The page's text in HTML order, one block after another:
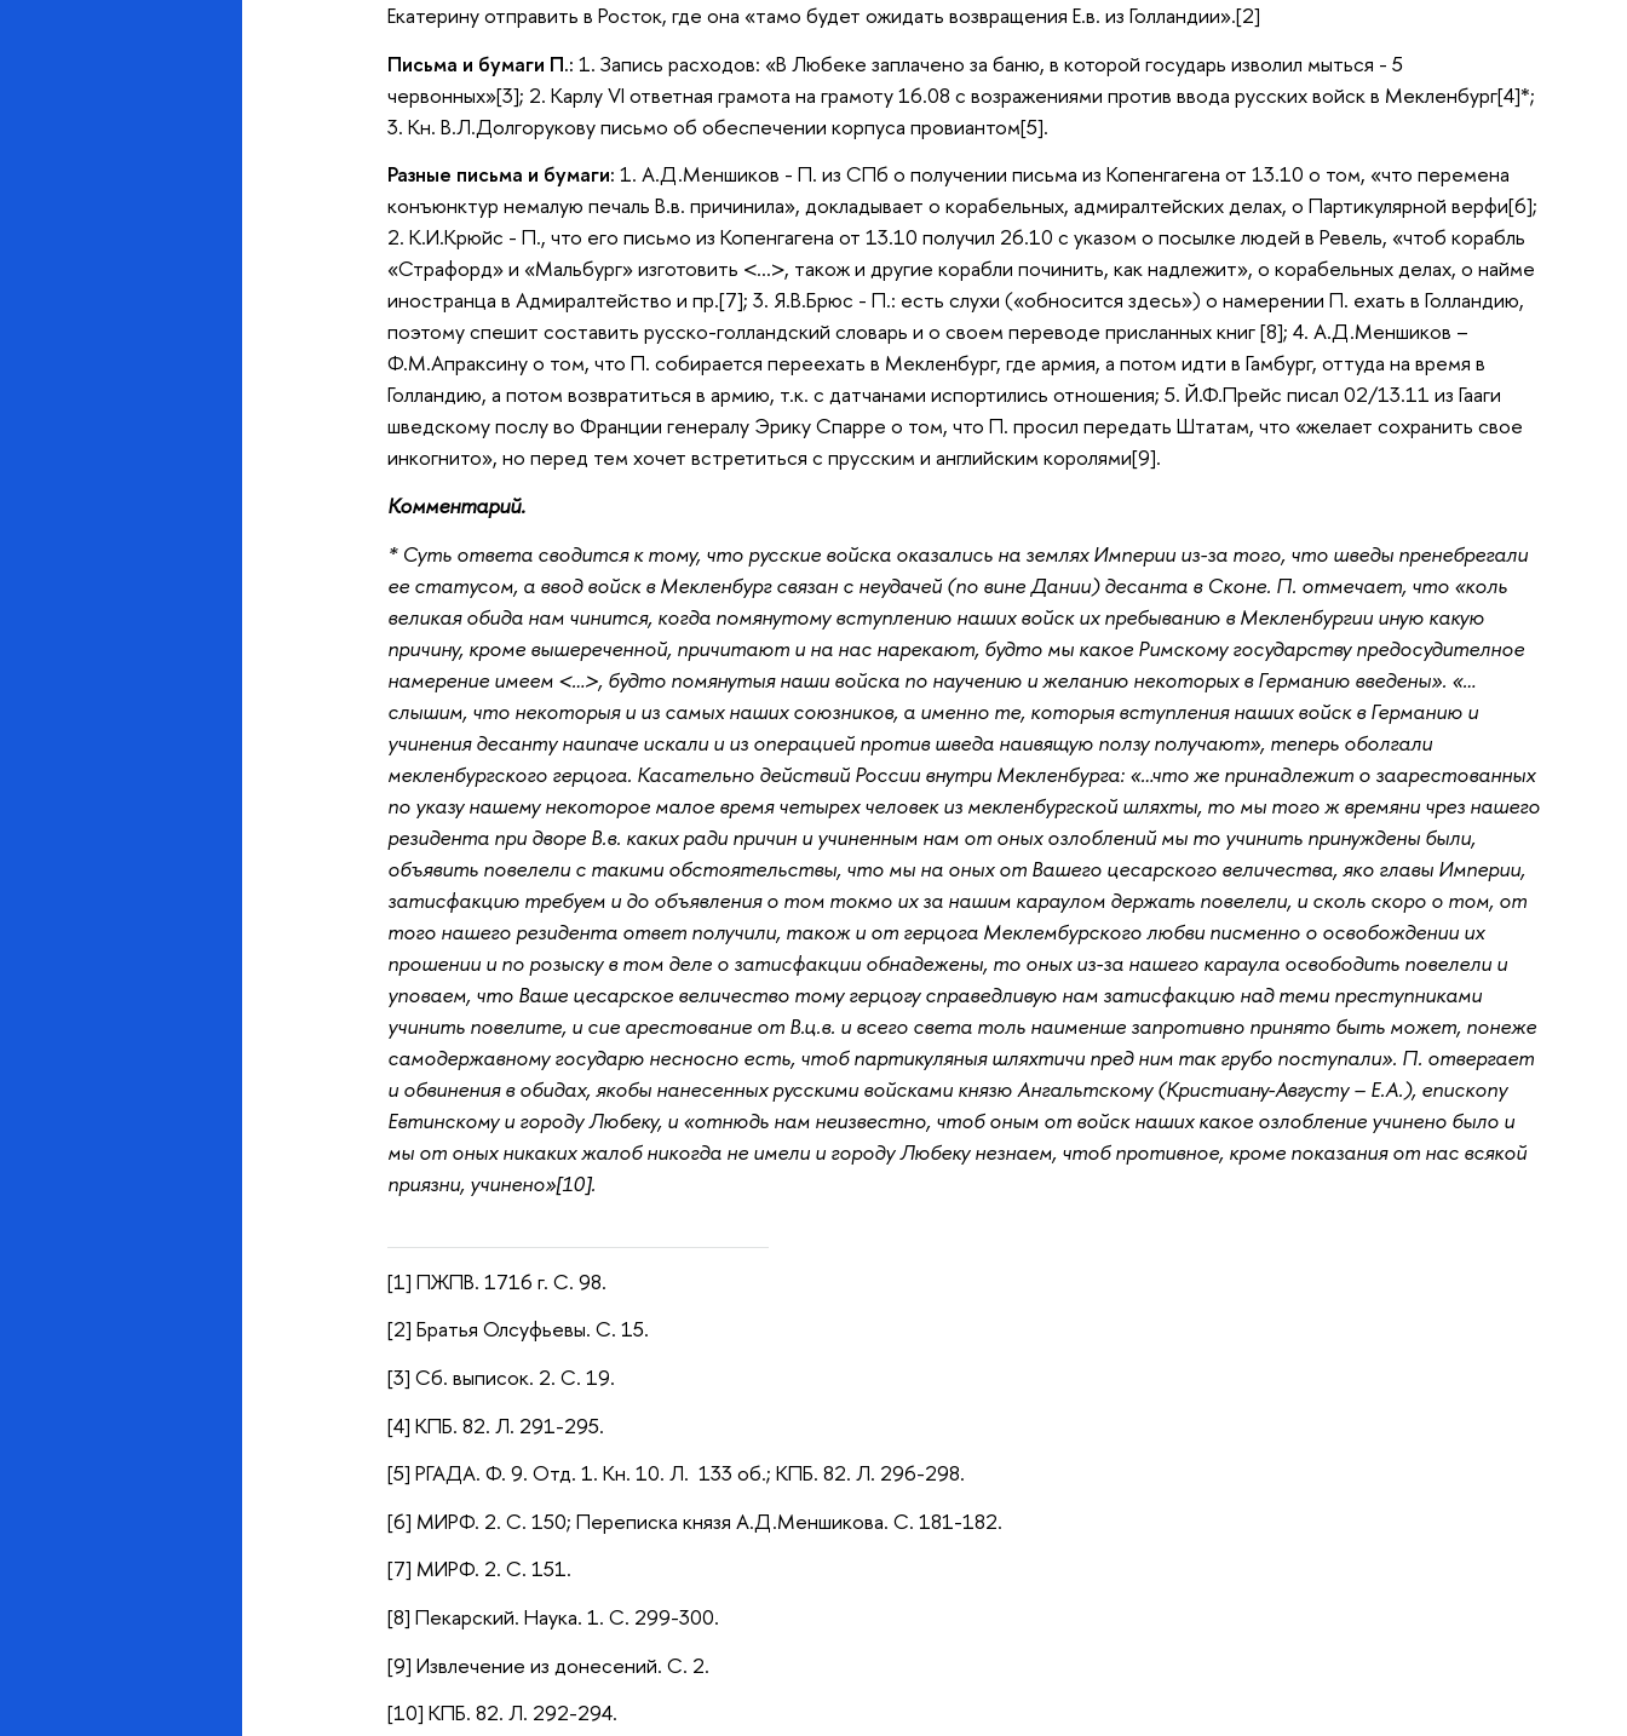
Екатерину отправить в Росток, где она «тамо будет ожидать возвращения Е.в. из Голландии».[2]
Письма и бумаги П.: 1. Запись расходов: «В Любеке заплачено за баню, в которой государь изволил мыться - 5
червонных»[3]; 2. Карлу VI ответная грамота на грамоту 16.08 с возражениями против ввода русских войск в Мекленбург[4]*;
3. Кн. В.Л.Долгорукову письмо об обеспечении корпуса провиантом[5].
Разные письма и бумаги: 1. А.Д.Меншиков - П. из СПб о получении письма из Копенгагена от 13.10 о том, «что перемена
конъюнктур немалую печаль В.в. причинила», докладывает о корабельных, адмиралтейских делах, о Партикулярной верфи[6];
2. К.И.Крюйс - П., что его письмо из Копенгагена от 13.10 получил 26.10 с указом о посылке людей в Ревель, «чтоб корабль
«Страфорд» и «Мальбург» изготовить <…>, також и другие корабли починить, как надлежит», о корабельных делах, о найме
иностранца в Адмиралтейство и пр.[7]; 3. Я.В.Брюс - П.: есть слухи («обносится здесь») о намерении П. ехать в Голландию,
поэтому спешит составить русско-голландский словарь и о своем переводе присланных книг [8]; 4. А.Д.Меншиков –
Ф.М.Апраксину о том, что П. собирается переехать в Мекленбург, где армия, а потом идти в Гамбург, оттуда на время в
Голландию, а потом возвратиться в армию, т.к. с датчанами испортились отношения; 5. Й.Ф.Прейс писал 02/13.11 из Гааги
шведскому послу во Франции генералу Эрику Спарре о том, что П. просил передать Штатам, что «желает сохранить свое
инкогнито», но перед тем хочет встретиться с прусским и английским королями[9].
Комментарий.
* Суть ответа сводится к тому, что русские войска оказались на землях Империи из-за того, что шведы пренебрегали
ее статусом, а ввод войск в Мекленбург связан с неудачей (по вине Дании) десанта в Сконе. П. отмечает, что «коль
великая обида нам чинится, когда помянутому вступлению наших войск их пребыванию в Мекленбургии иную какую
причину, кроме вышереченной, причитают и на нас нарекают, будто мы какое Римскому государству предосудителное
намерение имеем <…>, будто помянутыя наши войска по научению и желанию некоторых в Германию введены». «…
слышим, что некоторыя и из самых наших союзников, а именно те, которыя вступления наших войск в Германию и
учинения десанту наипаче искали и из операцией против шведа наивящую ползу получают», теперь оболгали
мекленбургского герцога. Касательно действий России внутри Мекленбурга: «…что же принадлежит о заарестованных
по указу нашему некоторое малое время четырех человек из мекленбургской шляхты, то мы того ж времяни чрез нашего
резидента при дворе В.в. каких ради причин и учиненным нам от оных озлоблений мы то учинить принуждены были,
объявить повелели с такими обстоятельствы, что мы на оных от Вашего цесарского величества, яко главы Империи,
затисфакцию требуем и до объявления о том токмо их за нашим караулом держать повелели, и сколь скоро о том, от
того нашего резидента ответ получили, також и от герцога Меклембурского любви писменно о освобождении их
прошении и по розыску в том деле о затисфакции обнадежены, то оных из-за нашего караула освободить повелели и
уповаем, что Ваше цесарское величество тому герцогу справедливую нам затисфакцию над теми преступниками
учинить повелите, и сие арестование от В.ц.в. и всего света толь наименше запротивно принято быть может, понеже
самодержавному государю несносно есть, чтоб партикуляныя шляхтичи пред ним так грубо поступали». П. отвергает
и обвинения в обидах, якобы нанесенных русскими войсками князю Ангальтскому (Кристиану-Августу – Е.А.), епископу
Евтинскому и городу Любеку, и «отнюдь нам неизвестно, чтоб оным от войск наших какое озлобление учинено было и
мы от оных никаких жалоб никогда не имели и городу Любеку незнаем, чтоб противное, кроме показания от нас всякой
приязни, учинено»[10].
[1] ПЖПВ. 1716 г. С. 98.
[2] Братья Олсуфьевы. С. 15.
[3] Сб. выписок. 2. С. 19.
[4] КПБ. 82. Л. 291-295.
[5] РГАДА. Ф. 9. Отд. 1. Кн. 10. Л. 133 об.; КПБ. 82. Л. 296-298.
[6] МИРФ. 2. С. 150; Переписка князя А.Д.Меншикова. С. 181-182.
[7] МИРФ. 2. С. 151.
[8] Пекарский. Наука. 1. С. 299-300.
[9] Извлечение из донесений. С. 2.
[10] КПБ. 82. Л. 292-294.